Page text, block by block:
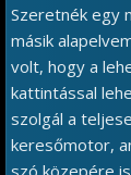
Szeretnék egy
másik
volt, hogy a
kattintással
szolgál a
keresőmotor,
szó közepére